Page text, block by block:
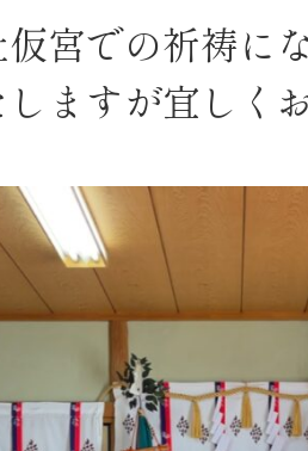
宮での祈祷に
ますが宜しく